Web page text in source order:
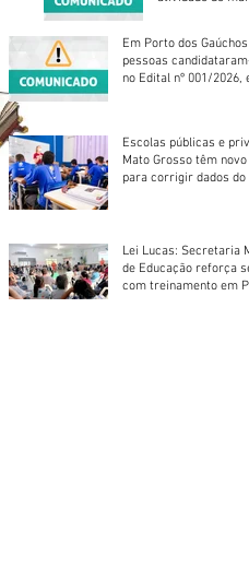
Em Porto dos
pessoas
no Edital nº 001/2026,
Escolas públicas e
Mato Grosso têm
para corrigir dados do
Lei Lucas: Secretaria
de Educação reforça
com treinamento em